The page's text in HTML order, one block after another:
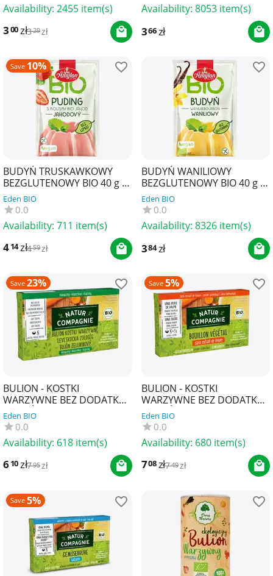
Availability: 2455 item(s)
300zł329 zł
Availability: 8053 item(s)
366zł
Save 10%
BUDYŃ TRUSKAWKOWY
BEZGLUTENOWY BIO 40 g -
AMYLON
Eden BIO
0.0
Availability: 711 item(s)
414zł459zł
BUDYŃ WANILIOWY
BEZGLUTENOWY BIO 40 g -
AMYLON
Eden BIO
0.0
Availability: 8326 item(s)
384zł
Save 23%
BULION - KOSTKI
WARZYWNE BEZ DODATKU
CUKRÓW BIO (8 x 10,5 g) 84
g - NATUR COMPAGNIE
Eden BIO
0.0
Availability: 618 item(s)
610zł795zł
Save 5%
BULION - KOSTKI
WARZYWNE BEZ DODATKU
CUKRÓW I DROŻDŻY BIO (8
x 10,5 g) 84 g - NATUR
COM...
Eden BIO
0.0
Availability: 680 item(s)
708zł749zł
Save 5%